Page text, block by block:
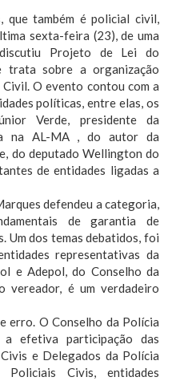
que também é policial civil,
sexta-feira (23), de uma
Projeto de Lei do
trata sobre a organização
O evento contou com a
políticas, entre elas, os
Verde, presidente da
na AL-MA , do autor da
do deputado Wellington do
de entidades ligadas a
defendeu a categoria,
de garantia de
Um dos temas debatidos, foi
representativas da
e Adepol, do Conselho da
vereador, é um verdadeiro
erro. O Conselho da Polícia
efetiva participação das
e Delegados da Polícia
Civis, entidades